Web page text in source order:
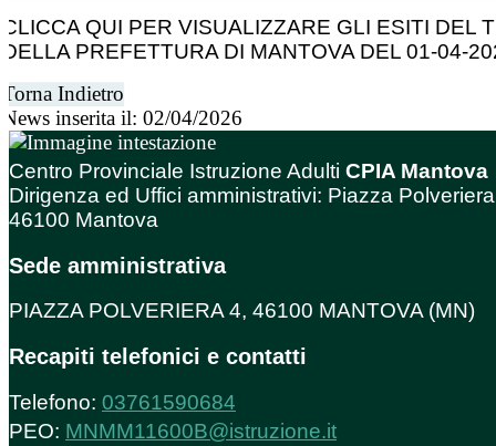
CLICCA QUI PER VISUALIZZARE GLI ESITI DEL
DELLA PREFETTURA DI MANTOVA DEL 01-04-
Torna Indietro
News inserita il: 02/04/2026
Centro Provinciale Istruzione Adulti CPIA Mantova
Dirigenza ed Uffici amministrativi: Piazza
46100 Mantova
Sede amministrativa
PIAZZA POLVERIERA 4, 46100 MANTOVA (MN)
Recapiti telefonici e contatti
Telefono: 03761590684
PEO: MNMM11600B@istruzione.it